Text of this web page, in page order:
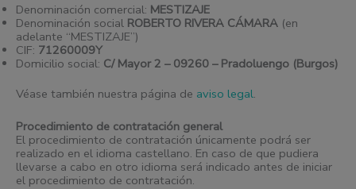
Denominación comercial: MESTIZAJE
Denominación social ROBERTO RIVERA CÁMARA (en
adelante “MESTIZAJE”)
CIF: 71260009Y
Domicilio social: C/ Mayor 2 – 09260 – Pradoluengo (Burgos)
Véase también nuestra página de aviso legal.
Procedimiento de contratación general
El procedimiento de contratación únicamente podrá ser
realizado en el idioma castellano. En caso de que pudiera
llevarse a cabo en otro idioma será indicado antes de iniciar
el procedimiento de contratación.